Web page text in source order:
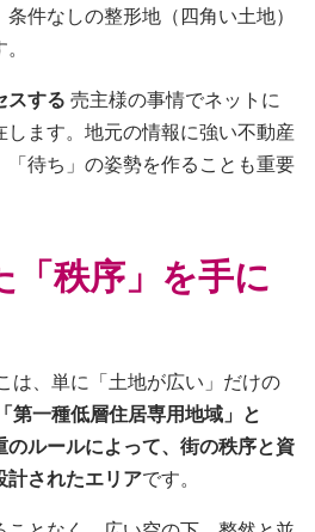
件なしの整形地（四角い土地）
スする 売主様の事情でネットに
ます。地元の情報に強い不動産
待ち」の姿勢を作ることも重要
「秩序」を手に
は、単に「土地が広い」だけの
「第一種低層住居専用地域」と
のルールによって、街の秩序と資
計されたエリアです。